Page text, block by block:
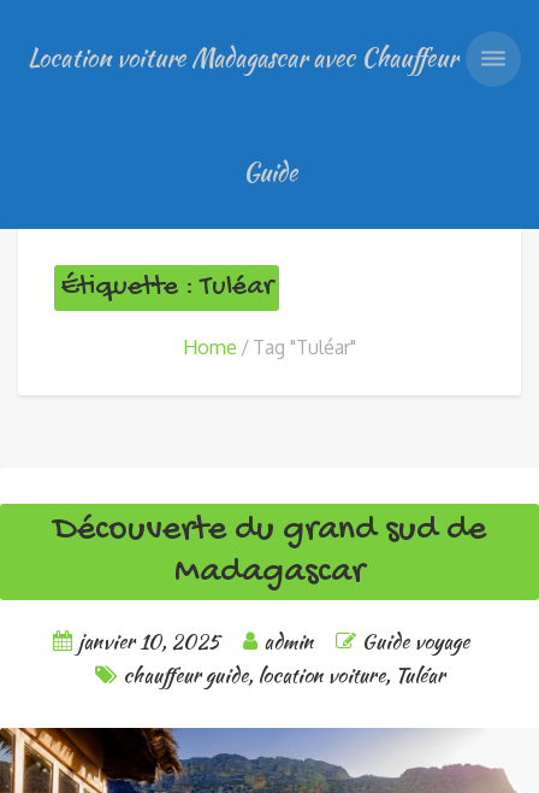
Location voiture Madagascar avec Chauffeur
Guide
Étiquette : Tuléar
Home Tag "Tuléar"
Découverte du grand sud de
Madagascar
janvier 10, 2025 admin
Guide voyage
chauffeur guide, location voiture, Tuléar